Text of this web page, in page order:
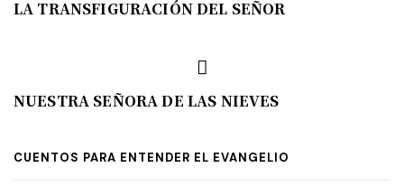
LA TRANSFIGURACIÓN DEL SEÑOR
NUESTRA SEÑORA DE LAS NIEVES
CUENTOS PARA ENTENDER EL EVANGELIO